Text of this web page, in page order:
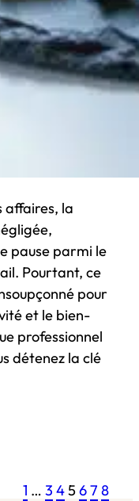
affaires, la
pause parmi le
Pourtant, ce
pour
et le bien-
professionnel
détenez la clé
1 … 3 45 67 8